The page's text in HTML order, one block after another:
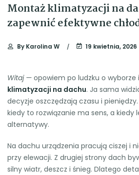
Montaż klimatyzacji na
zapewnić efektywne
By Karolina W 19 kwietnia, 2026
Witaj — opowiem po ludzku o wyborze
klimatyzacji na dachu. Ja sama
decyzje oszczędzają czasu i
kiedy to rozwiązanie ma sens, a kiedy
alternatywy.
Na dachu urządzenia pracują ciszej i
przy elewacji. Z drugiej strony dach
silny wiatr, deszcz i śnieg. Dlatego